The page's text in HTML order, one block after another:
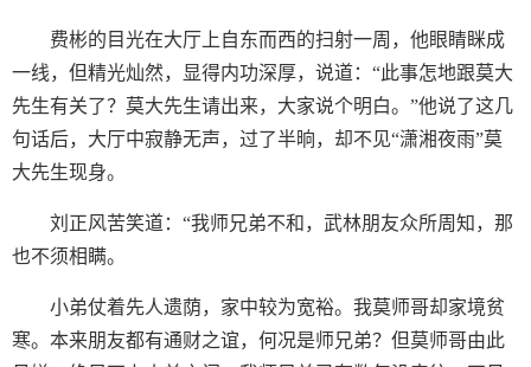
费彬的目光在大厅上自东而西的扫射一周，他眼睛眯成
一线，但精光灿然，显得内功深厚，说道：“此事怎地跟莫大
先生有关了？莫大先生请出来，大家说个明白。”他说了这几
句话后，大厅中寂静无声，过了半晌，却不见“潇湘夜雨”莫
大先生现身。
刘正风苦笑道：“我师兄弟不和，武林朋友众所周知，那
也不须相瞒。
小弟仗着先人遗荫，家中较为宽裕。我莫师哥却家境贫
寒。本来朋友都有通财之谊，何况是师兄弟？但莫师哥由此